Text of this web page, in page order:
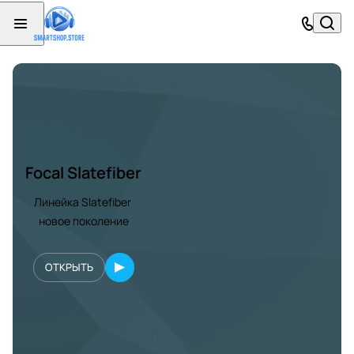
Focal Slatefiber
Линейка Slatefiber
новое поколение
ОТКРЫТЬ